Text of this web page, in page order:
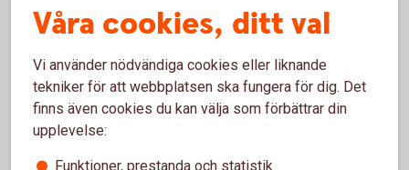
Första månadsbetalningen inklusive amortering
är 4 908 kronor, sista månadsbetalningen
inklusive amortering är 1 672 kronor, totalt
belopp att betala om räntan är oförändrad under
lånets löptid är 1 974 121 kronor. Antalet
avbetalningar är 600 stycken.
Våra cookies, ditt val
Vi använder nödvändiga cookies eller liknande
tekniker för att webbplatsen ska fungera för dig. Det
finns även cookies du kan välja som förbättrar din
upplevelse:
Funktioner, prestanda och statistik